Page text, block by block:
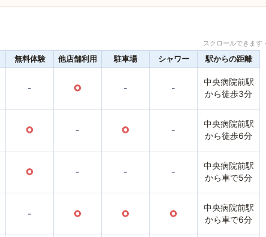
スクロールできま
無料体験 他店舗利用 駐車場 シャワー 駅からの距離
- ○ - -
中央病院前駅
から徒歩3分
○ - ○ -
中央病院前駅
から徒歩6分
○ - - -
中央病院前駅
から車で5分
- ○ ○ ○
中央病院前駅
から車で6分